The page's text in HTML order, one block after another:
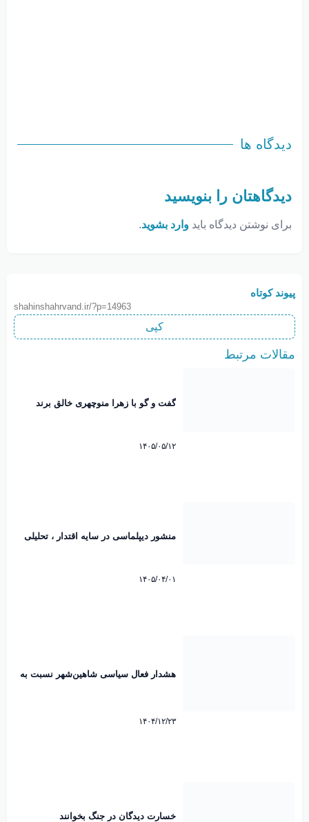
دیدگاه ها
دیدگاهتان را بنویسید
برای نوشتن دیدگاه باید وارد بشوید.
پیوند کوتاه
shahinshahrvand.ir/?p=14963
کپی
مقالات مرتبط
گفت و گو با زهرا منوچهری خالق برند
۱۴۰۵/۰۵/۱۲
منشور دیپلماسی در سایه اقتدار ، تحلیلی
میرقائد کارشناس مسائل سیاسی
۱۴۰۵/۰۴/۰۱
هشدار فعال سیاسی شاهین‌شهر نسبت به
۱۴۰۴/۱۲/۲۳
خسارت دیدگان در جنگ بخوانند